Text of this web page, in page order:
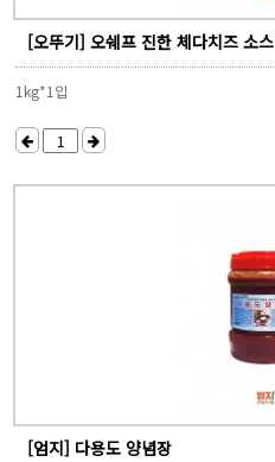
[오뚜기] 오쉐프 진한 체다치즈 소스
1kg*1입
[엄지] 다용도 양념장